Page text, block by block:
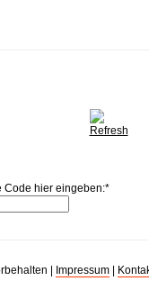
Code hier eingeben:*
| Impressum|